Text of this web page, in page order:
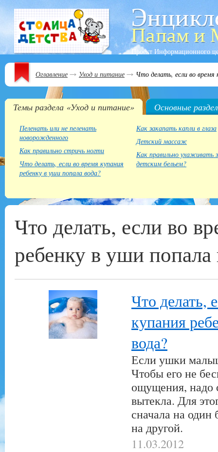
Проект Информационного
Оглавление Уход и питание Что делать, если во время
Темы раздела «Уход и питание» Основные
Пеленать или не пеленать
новорожденного
Как правильно стричь ногти
Что делать, если во время купания
ребенку в уши попала вода?
Как закапать капли в глаза
Детский массаж
Как правильно ухаживать
детским бельем?
Что делать, если во
ребенку в уши попала
Что делать,
купания
вода?
Если ушки
Чтобы его не
ощущения, надо
вытекла. Для
сначала на
на другой.
11.03.2012